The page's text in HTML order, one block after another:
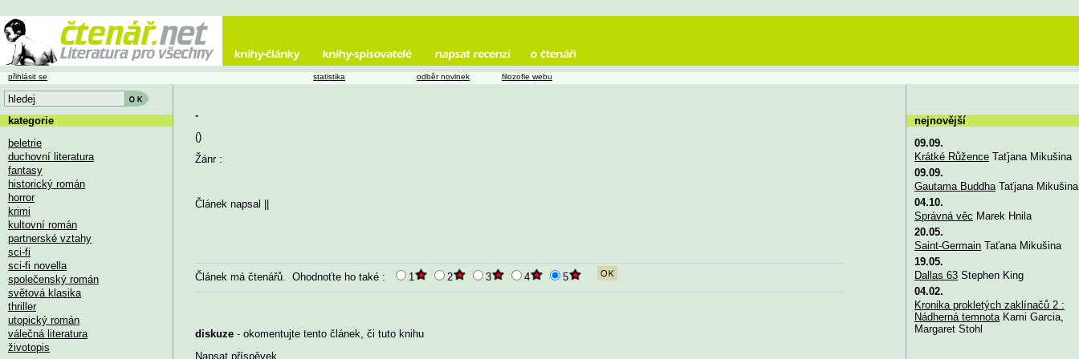
-
()
Žánr :
Článek napsal
Článek máčtenářů. Ohodnoťte ho také : 1 2 3 4 5
diskuze - okomentujte tento článek, či tuto knihu
Napsat příspěvek
přihlásit se statistika odběr novinek filozofie webu
kategorie
beletrie
duchovní literatura
fantasy
historický román
horror
krimi
kultovní román
partnerské vztahy
sci-fi
sci-fi novella
společenský román
světová klasika
thriller
utopický román
válečná literatura
životopis
nejnovější
09.09.
Krátké RůženceTaťjana Mikušina
09.09.
Gautama BuddhaTaťjana Mikušina
04.10.
Správná věc Marek Hnila
20.05.
Saint-GermainTaťana Mikušina
19.05.
Dallas 63Stephen King
04.02.
Kronika prokletých zaklínačů 2 :
Nádherná temnotaKami Garcia,
Margaret Stohl